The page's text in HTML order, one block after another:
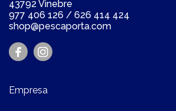
43792 Vinebre
977 406 126 / 626 414 424
shop@pescaporta.com
Empresa